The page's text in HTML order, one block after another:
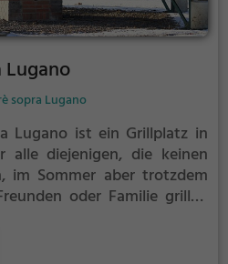
sopra Lugano
Lugano ist ein Grillplatz in
alle diejenigen, die keinen
im Sommer aber trotzdem
oder Familie grillen